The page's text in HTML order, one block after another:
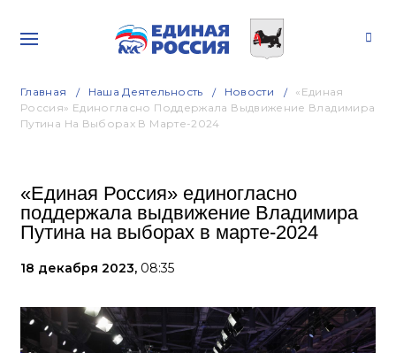
Главная Наша Деятельность Новости
«Единая
Россия» Единогласно Поддержала Выдвижение Владимира
Путина На Выборах В Марте-2024
«Единая Россия» единогласно
поддержала выдвижение Владимира
Путина на выборах в марте-2024
18 декабря 2023, 08:35